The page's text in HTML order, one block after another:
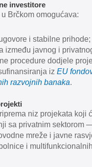
investitore
Brčkom omogućava:
i stabilne prihode;
između javnog i
procedure dodjele
iz EU
razvojnih banaka.
niz projekata koji
sa privatnim sektorom
mreže i javne
i